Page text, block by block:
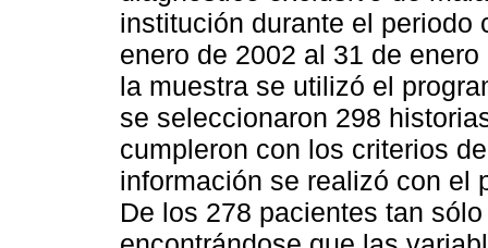
institución durante el periodo
enero de 2002 al 31 de
la muestra se utilizó el
se seleccionaron 298
cumpleron con los criterios
información se realizó con el
De los 278 pacientes tan